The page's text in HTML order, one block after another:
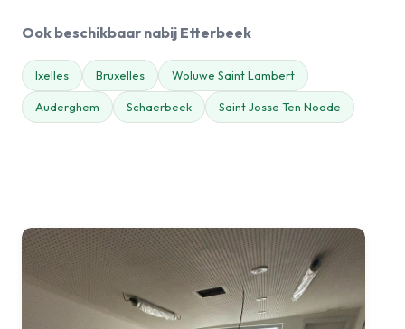
Ook beschikbaar nabij Etterbeek
Ixelles Bruxelles Woluwe Saint Lambert
Auderghem Schaerbeek Saint Josse Ten Noode